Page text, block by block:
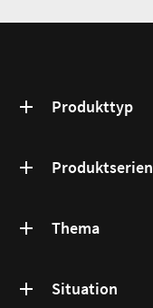
Produkttyp
Produktserien
Thema
Situation